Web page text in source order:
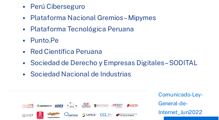
Perú Ciberseguro
Plataforma Nacional Gremios – Mipymes
Plataforma Tecnológica Peruana
Punto.Pe
Red Científica Peruana
Sociedad de Derecho y Empresas Digitales – SODITAL
Sociedad Nacional de Industrias
Comunicado-Ley-
General-de-
Internet_Jun2022